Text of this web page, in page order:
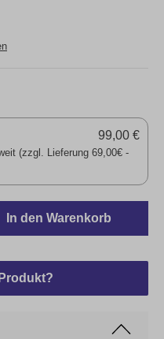
(zzgl. Lieferung 69,00€ -
99,00 €
In den Warenkorb